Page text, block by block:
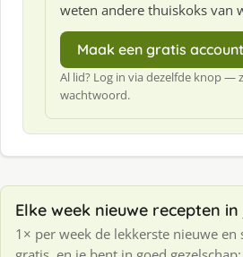
weten andere thuiskoks van
Maak een gratis account
Al lid? Log in via dezelfde knop —
wachtwoord.
Elke week nieuwe recepten
1× per week de lekkerste nieuwe